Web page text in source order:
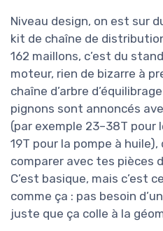
Niveau design, on est sur
kit de chaîne de
162 maillons, c’est du
moteur, rien de bizarre à
chaîne d’arbre
pignons sont annoncés
(par exemple 23–38T pour
19T pour la pompe à
comparer avec tes pièces
C’est basique, mais c’est
comme ça : pas besoin
juste que ça colle à la